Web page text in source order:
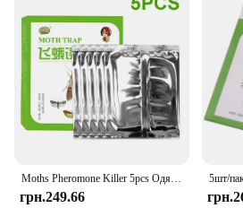
Moths Pheromone Killer 5pcs Одяг Комора Їжа Sticky Glue Trap Pest Reject Fly Insects Moth pheromone Trap
грн.249.66